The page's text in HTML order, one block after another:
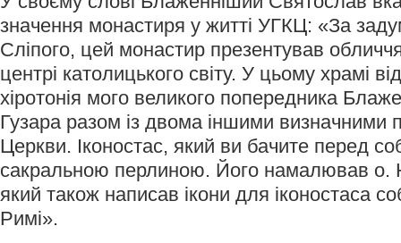
значення монастиря у житті УГКЦ: «За
Сліпого, цей монастир презентував обличчя
центрі католицького світу. У цьому храмі
хіротонія мого великого попередника
Гузара разом із двома іншими визначними
Церкви. Іконостас, який ви бачите перед
сакральною перлиною. Його намалював о.
який також написав ікони для іконостаса
Римі».